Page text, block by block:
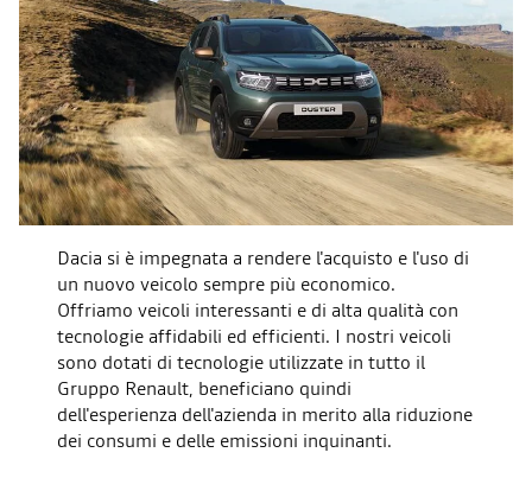
Dacia si è impegnata a rendere l'acquisto e l'uso di
un nuovo veicolo sempre più economico.
Offriamo veicoli interessanti e di alta qualità con
tecnologie affidabili ed efficienti. I nostri veicoli
sono dotati di tecnologie utilizzate in tutto il
Gruppo Renault, beneficiano quindi
dell'esperienza dell'azienda in merito alla riduzione
dei consumi e delle emissioni inquinanti.